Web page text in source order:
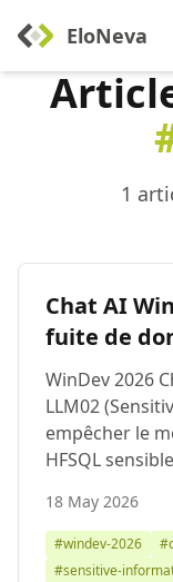
EloNeva
1
Chat AI
fuite de
WinDev 2026
LLM02
empêcher le
HFSQL
18 May 2026
#windev-2026
#sensitive-